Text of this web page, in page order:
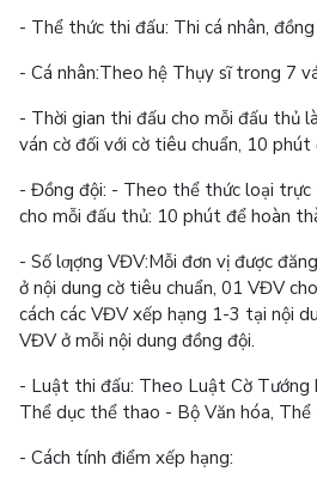
- Thể thức thi đấu: Thi cá nhân, đồng
- Cá nhân:Theo hệ Thụy sĩ trong 7
- Thời gian thi đấu cho mỗi đấu thủ
ván cờ đối với cờ tiêu chuẩn, 10 phút
- Đồng đội: - Theo thể thức loại trực
cho mỗi đấu thủ: 10 phút để hoàn
- Số lƣợng VĐV:Mỗi đơn vị được
ở nội dung cờ tiêu chuẩn, 01 VĐV
cách các VĐV xếp hạng 1-3 tại nội
VĐV ở mỗi nội dung đồng đội.
- Luật thi đấu: Theo Luật Cờ Tướng
Thể dục thể thao - Bộ Văn hóa, Thể
- Cách tính điểm xếp hạng: